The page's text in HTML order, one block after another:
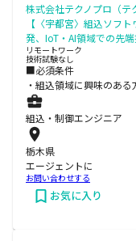
株式会社テクノプロ（テ
【〈宇都宮〉組込ソフ
発、IoT・AI領域での先端
リモートワーク
技術試験なし
■必須条件
・組込領域に興味のある
組込・制御エンジニア
栃木県
エージェントに
お問い合わせする
お気に入り